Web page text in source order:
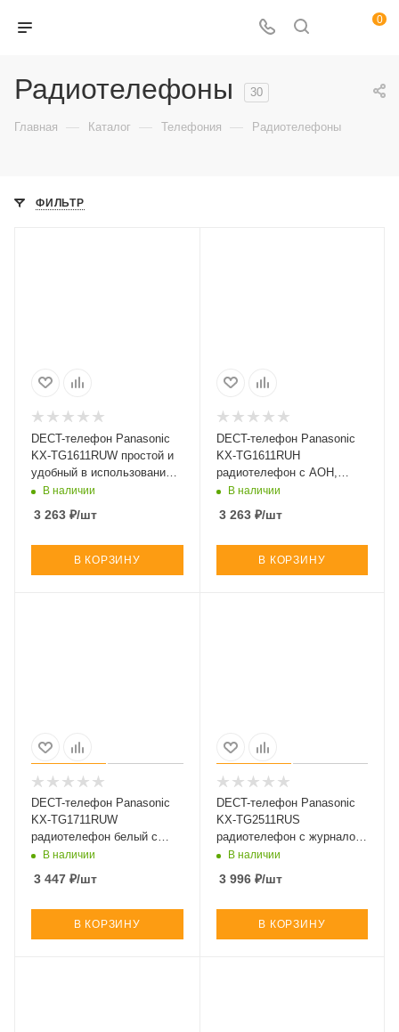
0
Радиотелефоны 30
Главная — Каталог — Телефония — Радиотелефоны
ФИЛЬТР
DECT-телефон Panasonic
KX-TG1611RUW простой и
удобный в использовании
радиотелефон (арт. KX-
В наличии
3 263 ₽/шт
В КОРЗИНУ
DECT-телефон Panasonic
KX-TG1611RUH
радиотелефон с АОН,
Caller ID и телефонным
TG1611RUH)
В наличии
3 263₽/шт
В КОРЗИНУ
DECT-телефон Panasonic
KX-TG1711RUW
радиотелефон белый с
АОН, Caller ID,
телефонным справочником
(арт. KX-TG1711RUW)
В наличии
3 447 ₽/шт
В КОРЗИНУ
DECT-телефон Panasonic
KX-TG2511RUS
радиотелефон с журналом
вызовов и функцией
повторного набора (арт. KX-
TG2511RUS)
В наличии
3 996₽/шт
В КОРЗИНУ